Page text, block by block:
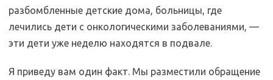
разбомбленные детские дома, больницы, где
лечились дети с онкологическими заболеваниями, —
эти дети уже неделю находятся в подвале.
Я приведу вам один факт. Мы разместили обращение